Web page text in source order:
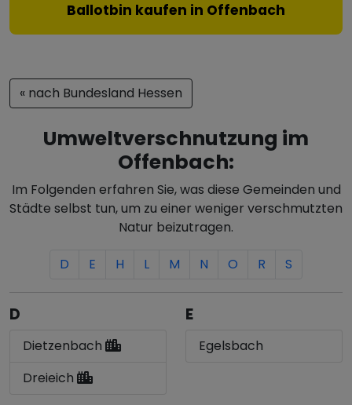
Ballotbin kaufen in Offenbach
« nach Bundesland Hessen
Umweltverschnutzung im
Offenbach:
Im Folgenden erfahren Sie, was diese Gemeinden und
Städte selbst tun, um zu einer weniger verschmutzten
Natur beizutragen.
D E H L M N O R S
D
Dietzenbach
Dreieich
E
Egelsbach